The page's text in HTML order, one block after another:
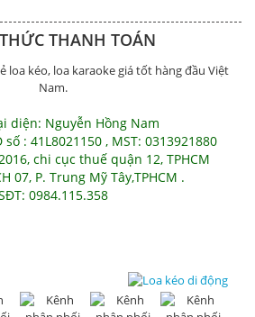
THANH TOÁN
diện: Nguyễn Hồng Nam
: 41L8021150 , MST: 0313921880
chi cục thuế quận 12, TPHCM
07, P. Trung Mỹ Tây,TPHCM .
0984.115.358